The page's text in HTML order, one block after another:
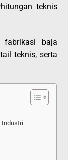
teknis
fabrikasi baja
teknis, serta
Industri